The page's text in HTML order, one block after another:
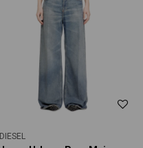
DIESEL